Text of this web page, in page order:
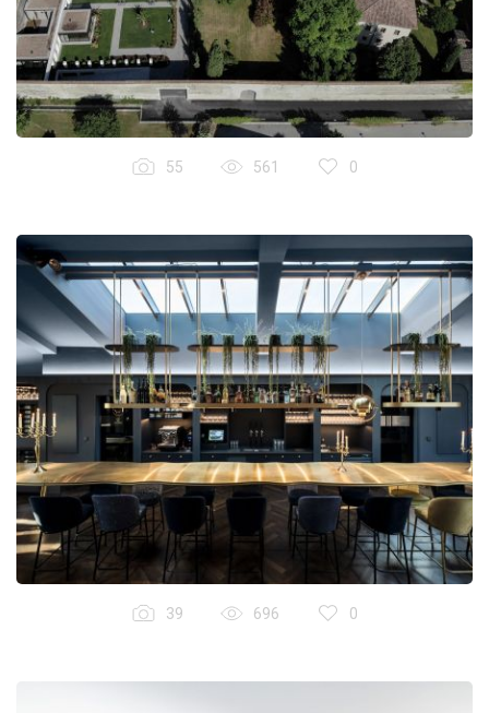
55 561 0
39 696 0